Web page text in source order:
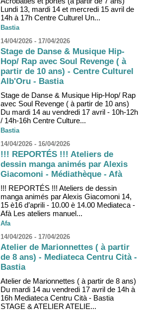
Lundi 13, mardi 14 et mercredi 15 avril de
14h à 17h Centre Culturel Un...
Bastia
14/04/2026 - 17/04/2026
Stage de Danse & Musique Hip-
Hop/ Rap avec Soul Revenge ( à
partir de 10 ans) - Centre Culturel
Alb'Oru - Bastia
Stage de Danse & Musique Hip-Hop/ Rap
avec Soul Revenge ( à partir de 10 ans)
Du mardi 14 au vendredi 17 avril - 10h-12h
/ 14h-16h Centre Culture...
Bastia
14/04/2026 - 16/04/2026
!!! REPORTÉS !!! Ateliers de
dessin manga animés par Alexis
Giacomoni - Médiathèque - Afà
!!! REPORTÉS !!! Ateliers de dessin
manga animés par Alexis Giacomoni 14,
15 è16 d’aprili - 10.00 è 14.00 Mediateca -
Afà Les ateliers manuel...
Afa
14/04/2026 - 17/04/2026
Atelier de Marionnettes ( à partir
de 8 ans) - Mediateca Centru Cità -
Bastia
Atelier de Marionnettes ( à partir de 8 ans)
Du mardi 14 au vendredi 17 avril de 14h à
16h Mediateca Centru Cità - Bastia
STAGE & ATELIER ATELIE...